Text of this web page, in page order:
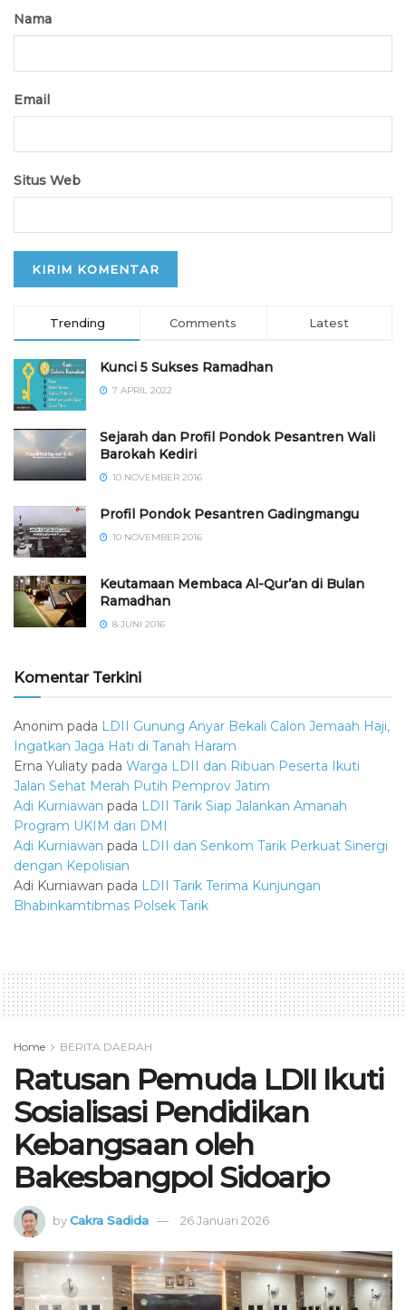
Nama
Email
Situs Web
Trending Comments Latest
Kunci 5 Sukses Ramadhan
7 APRIL 2022
Sejarah dan Profil Pondok Pesantren Wali
Barokah Kediri
10 NOVEMBER 2016
⁠⁠⁠Profil Pondok Pesantren Gadingmangu
10 NOVEMBER 2016
Keutamaan Membaca Al-Qur’an di Bulan
Ramadhan
8 JUNI 2016
Komentar Terkini
Anonim pada LDII Gunung Anyar Bekali Calon Jemaah Haji,
Ingatkan Jaga Hati di Tanah Haram
Erna Yuliaty pada Warga LDII dan Ribuan Peserta Ikuti
Jalan Sehat Merah Putih Pemprov Jatim
Adi Kurniawan pada LDII Tarik Siap Jalankan Amanah
Program UKIM dari DMI
Adi Kurniawan pada LDII dan Senkom Tarik Perkuat Sinergi
dengan Kepolisian
Adi Kurniawan pada LDII Tarik Terima Kunjungan
Bhabinkamtibmas Polsek Tarik
Home BERITA DAERAH
Ratusan Pemuda LDII Ikuti
Sosialisasi Pendidikan
Kebangsaan oleh
Bakesbangpol Sidoarjo
byCakra Sadida 26 Januari 2026